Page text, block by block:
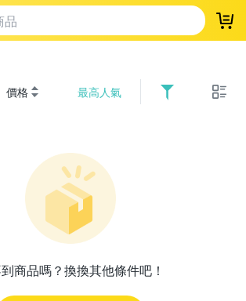
登
價格 最高人氣
商品嗎？換換其他條件吧！